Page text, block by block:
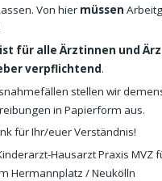
Von hier müssen
ist für alle Ärztinnen und
verpflichtend.
stellen wir
in Papierform aus.
für Ihr/euer Verständnis!
Hausarzt Praxis MVZ
Hermannplatz / Neukölln